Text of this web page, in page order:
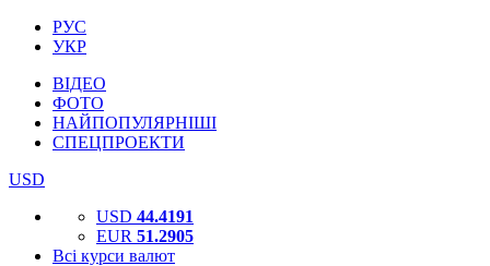
РУС
УКР
ВІДЕО
ФОТО
НАЙПОПУЛЯРНІШІ
СПЕЦПРОЕКТИ
USD
USD 44.4191
EUR 51.2905
Всі курси валют